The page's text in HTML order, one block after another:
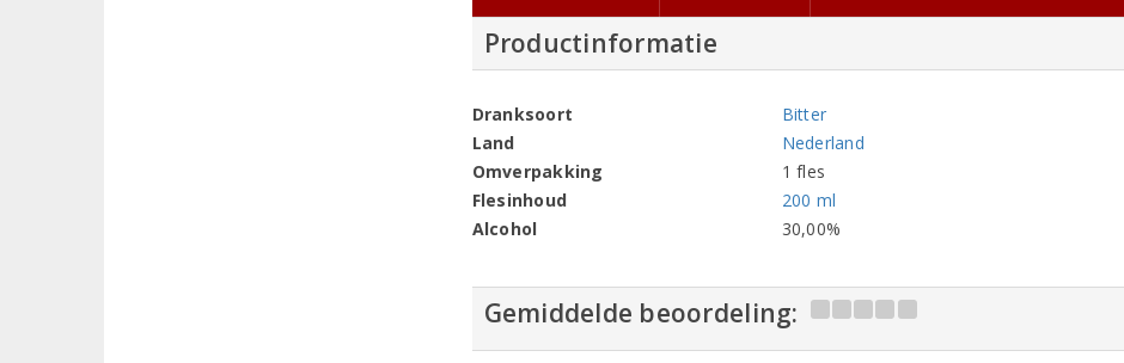
Productinformatie
Dranksoort
Bitter
Land
Nederland
Omverpakking
1 fles
Flesinhoud
200 ml
Alcohol
30,00%
Gemiddelde beoordeling: